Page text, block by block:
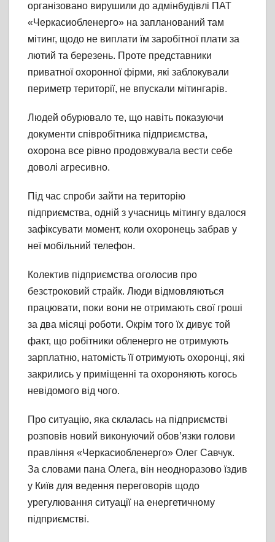
організовано вирушили до адмінбудівлі ПАТ
«Черкасиобленерго» на запланований там
мітинг, щодо не виплати їм заробітної плати за
лютий та березень. Проте представники
приватної охоронної фірми, які заблокували
периметр території, не впускали мітингарів.
Людей обурювало те, що навіть показуючи
документи співробітника підприємства,
охорона все рівно продовжувала вести себе
доволі агресивно.
Під час спроби зайти на територію
підприємства, одній з учасниць мітингу вдалося
зафіксувати момент, коли охоронець забрав у
неї мобільний телефон.
Колектив підприємства оголосив про
безстроковий страйк. Люди відмовляються
працювати, поки вони не отримають свої гроші
за два місяці роботи. Окрім того їх дивує той
факт, що робітники обленерго не отримують
зарплатню, натомість її отримують охоронці, які
закрились у приміщенні та охороняють когось
невідомого від чого.
Про ситуацію, яка склалась на підприємстві
розповів новий виконуючий обов’язки голови
правління «Черкасиобленерго» Олег Савчук.
За словами пана Олега, він неодноразово їздив
у Київ для ведення переговорів щодо
урегулювання ситуації на енергетичному
підприємстві.